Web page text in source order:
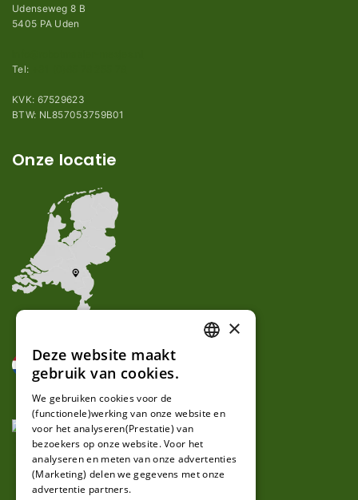
Udenseweg 8 B
5405 PA Uden
Tel:
KVK: 67529623
BTW: NL857053759B01
Onze locatie
GERMAN
×
Deze website maakt
gebruik van cookies.
We gebruiken cookies voor de
(functionele)werking van onze website en
voor het analyseren(Prestatie) van
bezoekers op onze website. Voor het
analyseren en meten van onze advertenties
(Marketing) delen we gegevens met onze
advertentie partners.